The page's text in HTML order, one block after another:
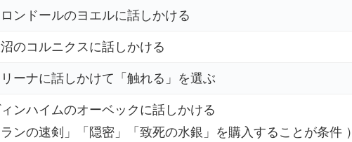
ンドールのヨエルに話しかける
のコルニクスに話しかける
ーナに話しかけて「触れる」を選ぶ
ンハイムのオーベックに話しかける
ンの速剣」「隠密」「致死の水銀」を購入することが条件 ）